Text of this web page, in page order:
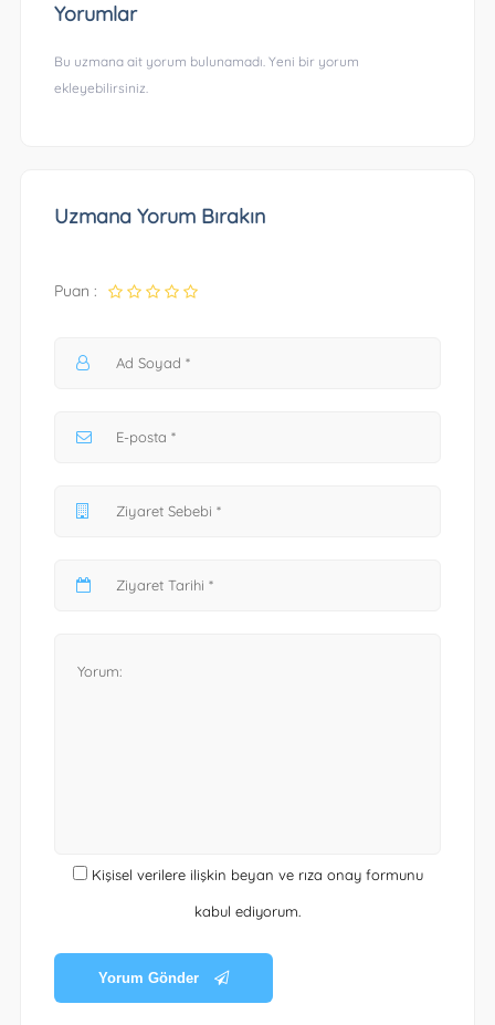
Yorumlar
Bu uzmana ait yorum bulunamadı. Yeni bir yorum
ekleyebilirsiniz.
Uzmana Yorum Bırakın
Puan :
Kişisel verilere ilişkin beyan ve rıza onay formunu
kabul ediyorum.
Yorum Gönder